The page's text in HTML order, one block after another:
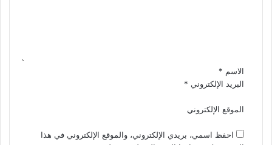
الاسم *
البريد الإلكتروني *
الموقع الإلكتروني
احفظ اسمي، بريدي الإلكتروني، والموقع الإلكتروني في هذا